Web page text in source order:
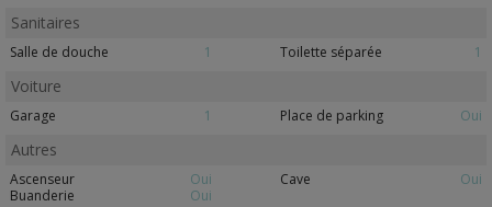
Sanitaires
Salle de douche 1 Toilette séparée 1
Voiture
Garage 1 Place de parking Oui
Autres
Ascenseur Oui Cave
Oui
Buanderie
Oui